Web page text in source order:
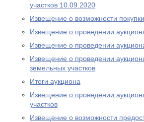
участков 10.09.2020
Извещение о возможности
Извещение о проведении
Извещение о проведении
Извещение о проведении
земельных участков
Итоги аукциона
Извещение о проведении
участков
Извещение о возможности